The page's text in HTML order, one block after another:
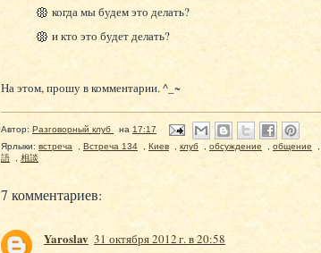
когда мы будем это делать?
и кто это будет делать?
На этом, прошу в комментарии. ^_~
Автор: Разговорный клуб на 17:17
Ярлыки: встреча , Встреча 134 , Киев , клуб , обсуждение , общение ,
語 , 相談
7 комментариев:
Yaroslav 31 октября 2012 г. в 20:58